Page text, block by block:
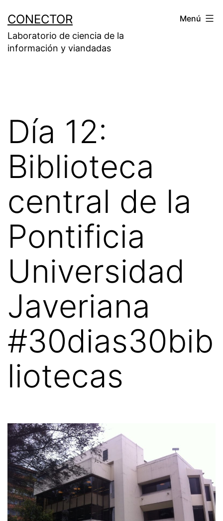
contenido
CONECTOR
Laboratorio de ciencia de la
información y viandadas
Menú
Día 12:
Biblioteca
central de la
Pontificia
Universidad
Javeriana
#30dias30bib
liotecas